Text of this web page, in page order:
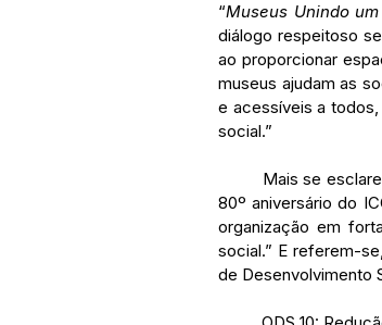
“Museus Unindo
diálogo respeitoso
ao proporcionar
museus ajudam as
e acessíveis a
social.”
80º aniversário do
organização em
social.” E referem-
de Desenvolvimento